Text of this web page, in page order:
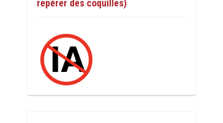
repérer des coquilles)